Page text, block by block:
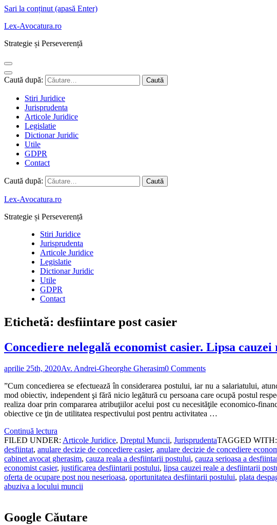
Sari la conținut (apasă Enter)
Lex-Avocatura.ro
Strategie și Perseverență
Caută după:
Stiri Juridice
Jurisprudenta
Articole Juridice
Legislatie
Dictionar Juridic
Utile
GDPR
Contact
Caută după:
Lex-Avocatura.ro
Strategie și Perseverență
Stiri Juridice
Jurisprudenta
Articole Juridice
Legislatie
Dictionar Juridic
Utile
GDPR
Contact
Etichetă: desfiintare post casier
Concediere nelegală economist casier. Lipsa
aprilie 25th, 2020Av. Andrei-Gheorghe Gherasim0 Comments
”Cum concedierea se efectuează în considerarea postului, iar nu a salariatului,
mod obiectiv, independent şi fără nicio legătură cu persoana care ocupă postul
realiza doar prin compararea atribuţiilor acelui post cu necesităţile economico-
obiective ce ţin de utilitatea respectivului post pentru activitatea …
Continuă lectura
FILED UNDER: Articole Juridice, Dreptul Muncii, JurisprudentaTAGGED WITH:
desfiintat, anulare decizie de concediere casier, anulare decizie de concediere
cabinet avocat gherasim, cauza reala a desfiintarii postului, cauza serioasa a
economist casier, justificarea desfiintarii postului, lipsa cauzei reale a desfiintarii
oferta de ocupare post nou neserioasa, oportunitatea desfiintarii postului, plata
abuziva a locului muncii
Google Căutare